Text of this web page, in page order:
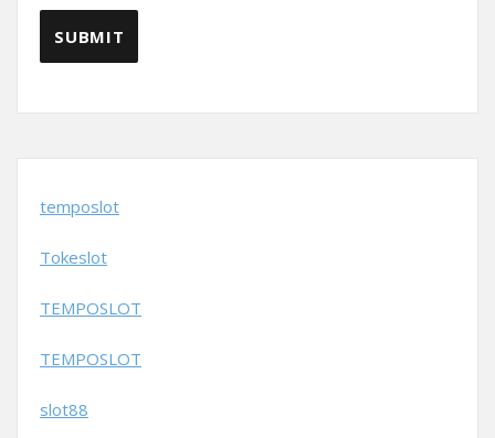
temposlot
Tokeslot
TEMPOSLOT
TEMPOSLOT
slot88